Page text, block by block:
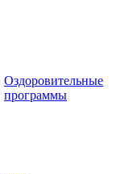
Оздоровительные
программы